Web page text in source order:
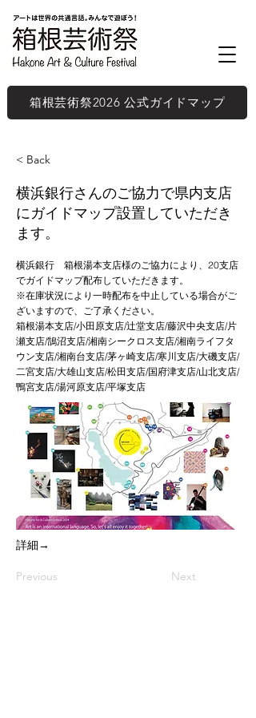
箱根芸術祭2026 公式ガイドマップ
< Back
横浜銀行さんのご協力で県内支店
にガイドマップ設置していただき
ます。
横浜銀行 箱根湯本支店様のご協力により、20支店
でガイドマップ配布していただきます。
※在庫状況により一時配布を中止している場合がご
ざいますので、ご了承ください。
箱根湯本支店/小田原支店/辻堂支店/藤沢中央支店/片
瀬支店/鵠沼支店/湘南シークロス支店/湘南ライフタ
ウン支店/湘南台支店/茅ヶ崎支店/寒川支店/大磯支店/
二宮支店/大雄山支店/松田支店/国府津支店/山北支店/​
鴨宮支店/​湯河原支店/平塚支店
​詳細→
Previous Next